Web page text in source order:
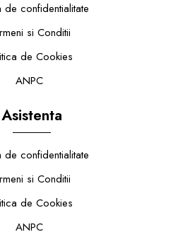
de confidentialitate
si Conditii
de Cookies
ANPC
Asistenta
de confidentialitate
si Conditii
de Cookies
ANPC